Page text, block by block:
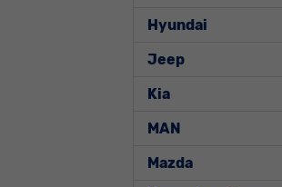
Hyundai
Jeep
Kia
MAN
Mazda